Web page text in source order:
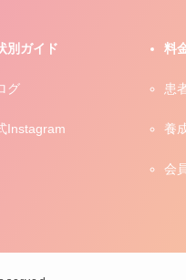
別ガイド
グ
Instagram
料
患
養
会